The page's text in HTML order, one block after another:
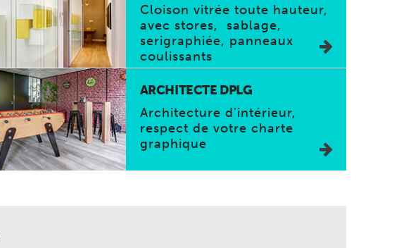
Cloison vitrée toute hauteur,
avec stores, sablage,
serigraphiée, panneaux
coulissants
ARCHITECTE DPLG
Architecture d'intérieur,
respect de votre charte
graphique